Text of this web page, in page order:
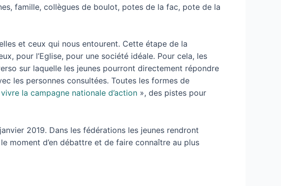
famille, collègues de boulot, potes de la fac, pote de la
et ceux qui nous entourent. Cette étape de la
pour l’Eglise, pour une société idéale. Pour cela, les
sur laquelle les jeunes pourront directement répondre
les personnes consultées. Toutes les formes de
la campagne nationale d’action », des pistes pour
2019. Dans les fédérations les jeunes rendront
moment d’en débattre et de faire connaître au plus